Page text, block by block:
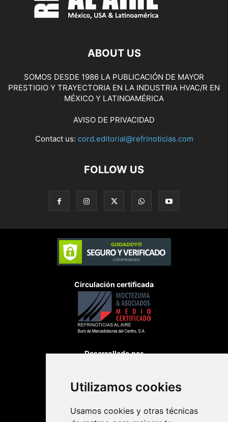
Utilizamos cookies
Usamos cookies y otras técnicas
ABOUT US
SOMOS DESDE 1986 LA PUBLICACIÓN DE MAYOR
PRESTIGIO Y TRAYECTORIA EN LA INDUSTRIA HVAC/R EN
MÉXICO Y LATINOAMÉRICA
AVISO DE PRIVACIDAD
Contact us: cord.editorial@refrinoticias.com
FOLLOW US
Circulación certificada
Desarrollado por